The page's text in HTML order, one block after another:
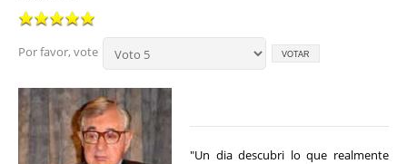
Por favor, vote
"Un dia descubri lo que realmente